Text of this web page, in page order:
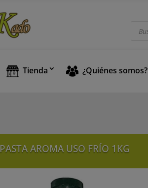
Tienda ¿Quiénes somos?
PASTA AROMA USO FRÍO 1KG